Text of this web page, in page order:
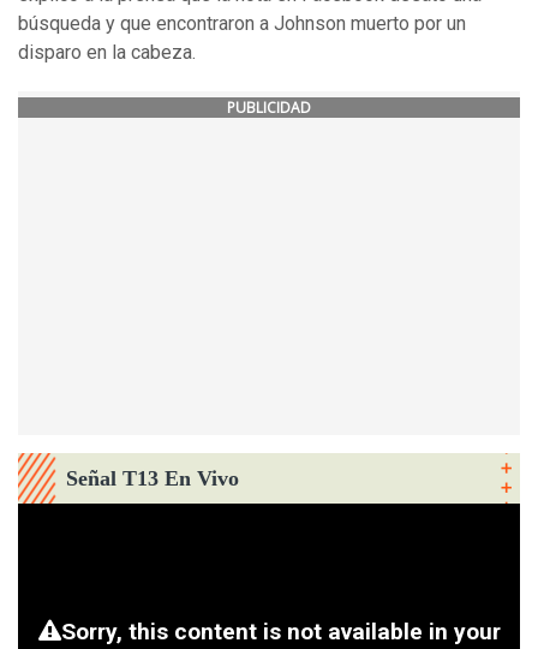
búsqueda y que encontraron a Johnson muerto por un
disparo en la cabeza.
PUBLICIDAD
Señal T13 En Vivo